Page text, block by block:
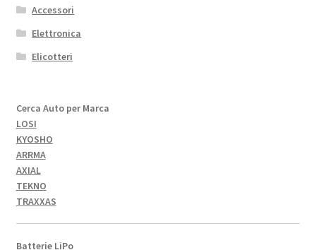
Accessori
Elettronica
Elicotteri
Cerca Auto per Marca
LOSI
KYOSHO
ARRMA
AXIAL
TEKNO
TRAXXAS
Batterie LiPo